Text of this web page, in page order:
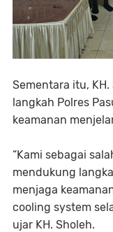
Sementara itu,
langkah Polres
keamanan
“Kami sebagai
mendukung
menjaga
cooling system
ujar KH. Sholeh.